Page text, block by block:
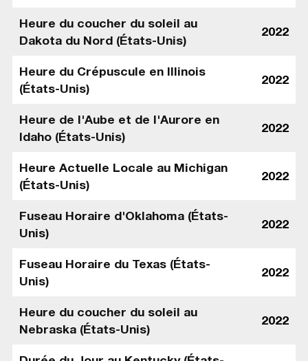
Heure du coucher du soleil au
Dakota du Nord (États-Unis)
2022
Heure du Crépuscule en Illinois
(États-Unis)
2022
Heure de l'Aube et de l'Aurore en
Idaho (États-Unis)
2022
Heure Actuelle Locale au Michigan
(États-Unis)
2022
Fuseau Horaire d'Oklahoma (États-
Unis)
2022
Fuseau Horaire du Texas (États-
Unis)
2022
Heure du coucher du soleil au
Nebraska (États-Unis)
2022